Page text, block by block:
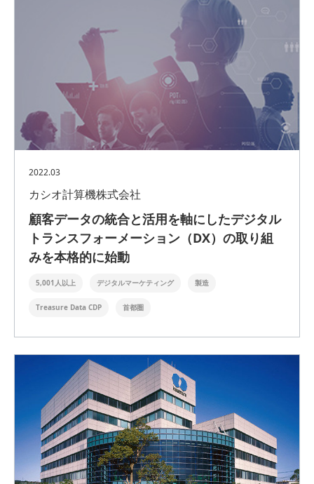
2022.03
カシオ計算機株式会社
顧客データの統合と活⽤を軸にしたデジタル
トランスフォーメーション（DX）の取り組
みを本格的に始動
5,001人以上 デジタルマーケティング 製造
Treasure Data CDP 首都圏